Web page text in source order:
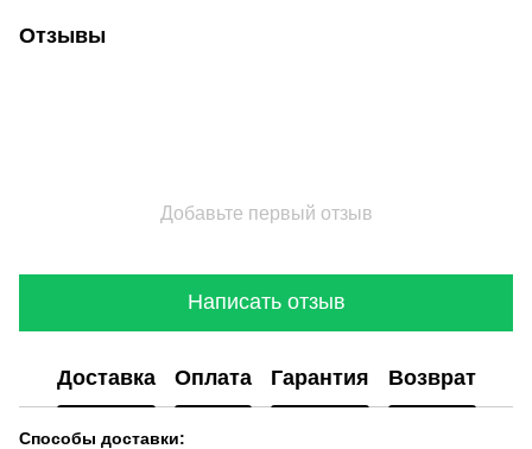
Отзывы
Добавьте первый отзыв
Написать отзыв
Доставка Оплата Гарантия Возврат
Способы доставки: